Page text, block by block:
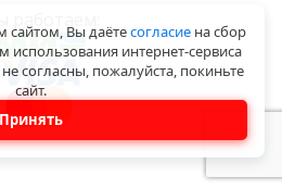
сайтом, Вы даётесогласие на сбор
использования интернет-сервиса
согласны, пожалуйста, покиньте
сайт.
Принять